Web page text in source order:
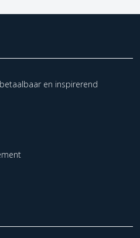
en inspirerend